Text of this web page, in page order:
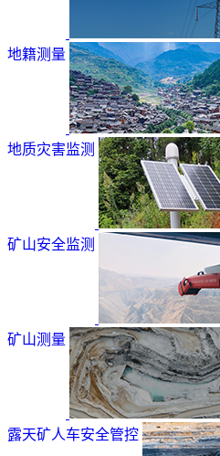
地籍测量
地质灾害监测
矿山安全监测
矿山测量
露天矿人车安全管控